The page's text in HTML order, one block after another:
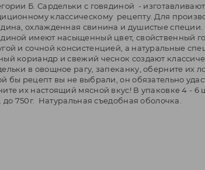
Б. Сардельки с говядиной -
классическому рецепту. Для
охлажденная свинина и душистые специи.
имеют насыщенный цвет, свойственный
и сочной консистенцией, а натуральные
кориандр и свежий чеснок создают
в овощное рагу, запеканку, оберните их
бы рецепт вы не выбрали, он обязательно
их настоящий мясной вкус! В упаковке 4 - 6
до 750г. Натуральная съедобная оболочка.